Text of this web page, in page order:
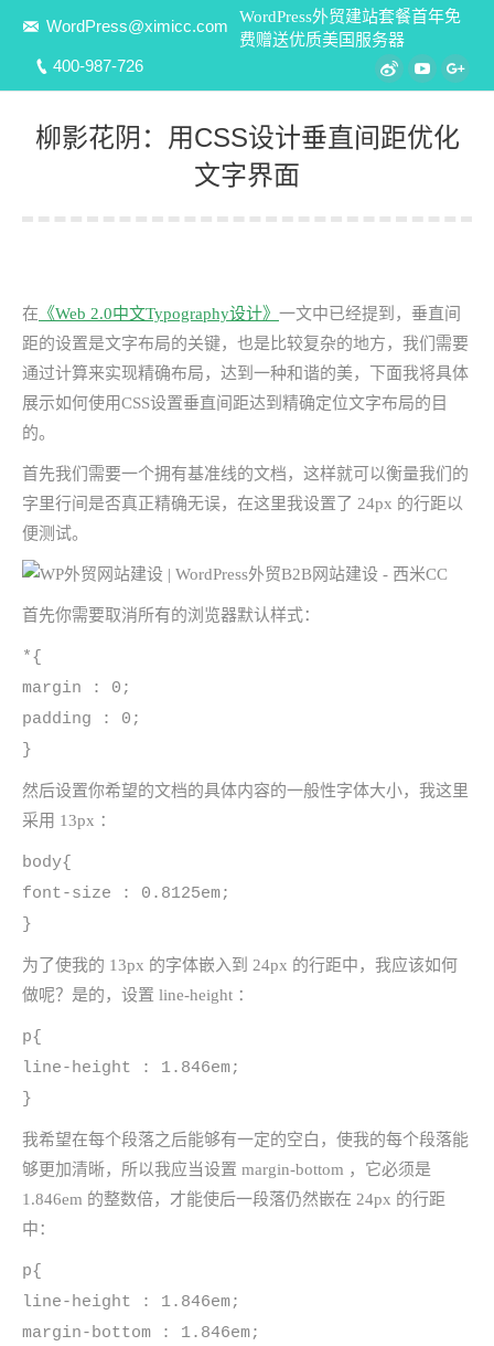
WordPress@ximicc.com
400-987-726
WordPress外贸建站套餐首年免
费赠送优质美国服务器
WeiboYouTube
柳影花阴：用CSS设计垂直间距优化
文字界面
在 《Web 2.0中文Typography设计》 一文中已经提到，垂直间
距的设置是文字布局的关键，也是比较复杂的地方，我们需要
通过计算来实现精确布局，达到一种和谐的美，下面我将具体
展示如何使用CSS设置垂直间距达到精确定位文字布局的目
的。
首先我们需要一个拥有基准线的文档，这样就可以衡量我们的
字里行间是否真正精确无误，在这里我设置了 24px 的行距以
便测试。
首先你需要取消所有的浏览器默认样式：
*{
margin : 0;
padding : 0;
}
然后设置你希望的文档的具体内容的一般性字体大小，我这里
采用 13px ：
body{
font-size : 0.8125em;
}
为了使我的 13px 的字体嵌入到 24px 的行距中，我应该如何
做呢？是的，设置 line-height ：
p{
line-height : 1.846em;
}
我希望在每个段落之后能够有一定的空白，使我的每个段落能
够更加清晰，所以我应当设置 margin-bottom ，它必须是
1.846em 的整数倍，才能使后一段落仍然嵌在 24px 的行距
中：
p{
line-height : 1.846em;
margin-bottom : 1.846em;